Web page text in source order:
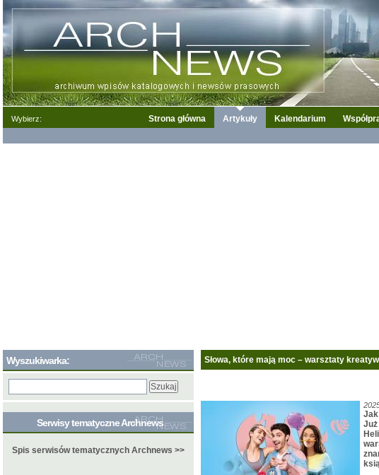
Wybierz: Strona główna Artykuły Kalendarium
Słowa, które mają moc – warsztaty
Już
Wyszukiwarka:
Serwisy tematyczne Archnews
Spis serwisów tematycznych Archnews >>